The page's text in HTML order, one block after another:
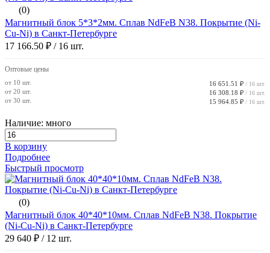
(0)
Магнитный блок 5*3*2мм. Сплав NdFeB N38. Покрытие (Ni-
Cu-Ni) в Санкт-Петербурге
17 166.50 ₽ / 16 шт.
Оптовые цены
от 10 шт. 16 651.51 ₽ / 16 шт.
от 20 шт. 16 308.18 ₽ / 16 шт.
от 30 шт. 15 964.85 ₽ / 16 шт.
Наличие: много
В корзину
Подробнее
Быстрый просмотр
(0)
Магнитный блок 40*40*10мм. Сплав NdFeB N38. Покрытие
(Ni-Cu-Ni) в Санкт-Петербурге
29 640 ₽ / 12 шт.